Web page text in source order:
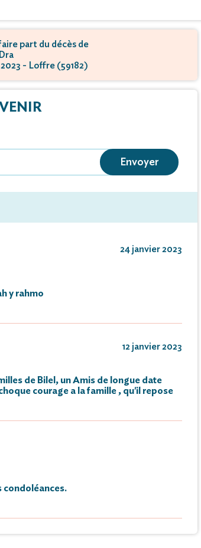
part du décès de
- Loffre (59182)
Envoyer
24 janvier 2023
y rahmo
12 janvier 2023
de Bilel, un Amis de longue date
courage a la famille , qu'il repose
condoléances.